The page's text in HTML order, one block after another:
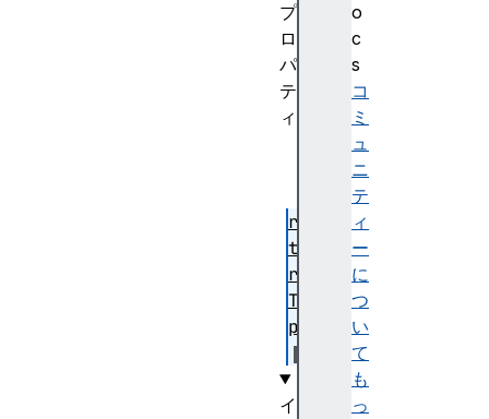
o
c
s
コ
ミ
ュ
ニ
テ
ィ
ー
に
つ
い
て
も
っ
プ
ロ
パ
テ
ィ
re
tu
rn
Ty
pe
イ